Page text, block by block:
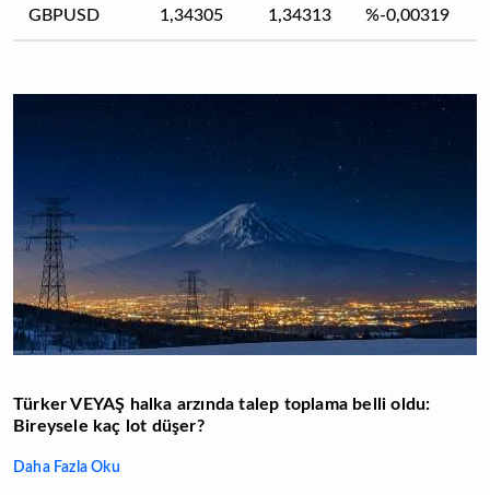
GBPUSD 1,34305 1,34313 %-0,00319
Türker VEYAŞ halka arzında talep toplama belli oldu:
Bireysele kaç lot düşer?
Daha Fazla Oku